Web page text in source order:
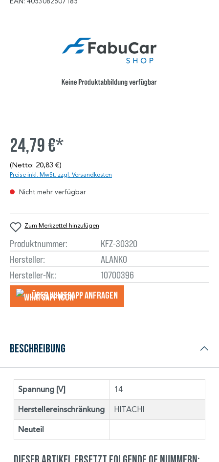
24,79 €*
(Netto: 20,83 €)
Preise inkl. MwSt. zzgl. Versandkosten
Nicht mehr verfügbar
Zum Merkzettel hinzufügen
Produktnummer:
KFZ-30320
Hersteller:
ALANKO
Hersteller-Nr.:
10700396
Über WhatsApp anfragеn
Beschreibung
Spannung [V] 14
Herstellereinschränkung HITACHI
Neuteil
Dieser Artikel ersetzt folgende OE Nummern: